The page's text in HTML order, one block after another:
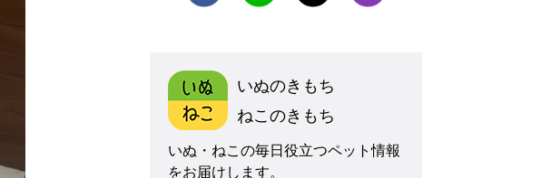
いぬのきもち
ねこのきもち
いぬ・ねこの毎日役立つペット情報
をお届けします。